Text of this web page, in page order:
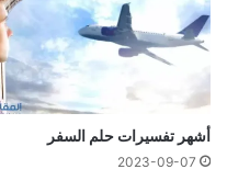
أشهر تفسيرات حلم السفر
2023-09-07